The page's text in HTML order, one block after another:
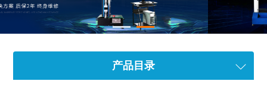
产品目录